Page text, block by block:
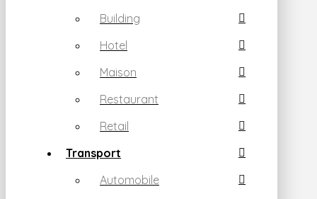
Building
Hotel
Maison
Restaurant
Retail
Transport
Automobile